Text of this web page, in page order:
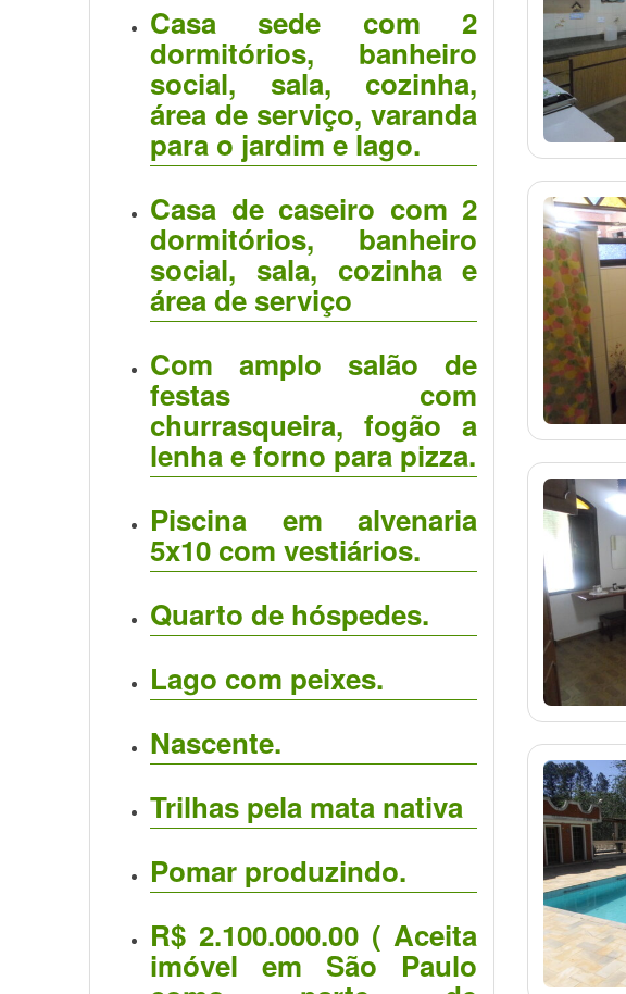
Casa sede com 2
dormitórios, banheiro
social, sala, cozinha,
área de serviço, varanda
para o jardim e lago.
Casa de caseiro com 2
dormitórios, banheiro
social, sala, cozinha e
área de serviço
Com amplo salão de
festas com
churrasqueira, fogão a
lenha e forno para pizza.
Piscina em alvenaria
5x10 com vestiários.
Quarto de hóspedes.
Lago com peixes.
Nascente.
Trilhas pela mata nativa
Pomar produzindo.
R$ 2.100.000.00 ( Aceita
imóvel em São Paulo